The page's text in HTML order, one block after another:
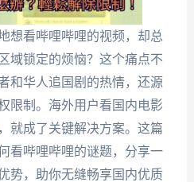
想看哔哩哔哩的视频，却总
域锁定的烦恼？这个痛点不
和华人追国剧的热情，还源
限制。海外用户看国内电影
就成了关键解决方案。这篇
看哔哩哔哩的谜题，分享一
势，助你无缝畅享国内优质